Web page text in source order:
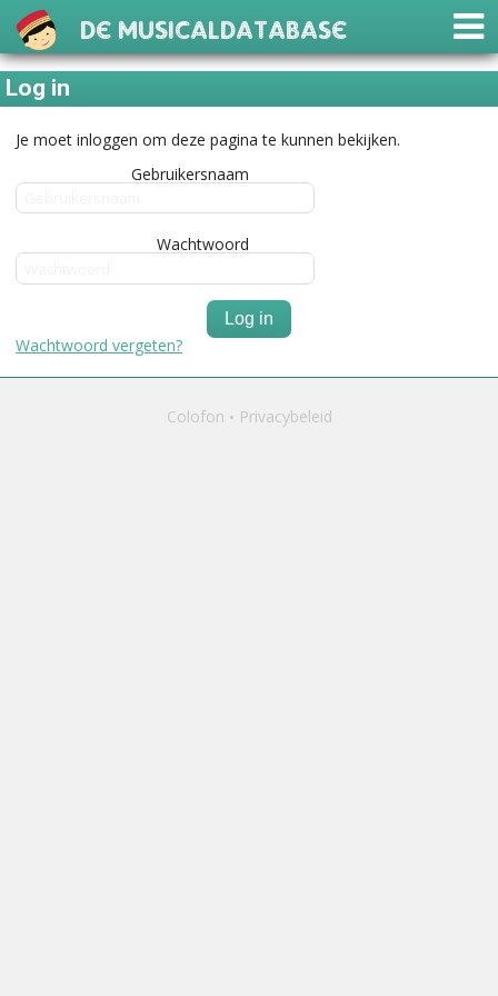
De Musicaldatabase
Log in
Je moet inloggen om deze pagina te kunnen bekijken.
Gebruikersnaam
Wachtwoord
Log in
Wachtwoord vergeten?
Colofon Privacybeleid